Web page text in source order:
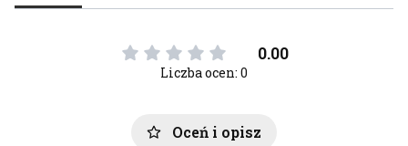
0.00
Liczba ocen: 0
Oceń i opisz